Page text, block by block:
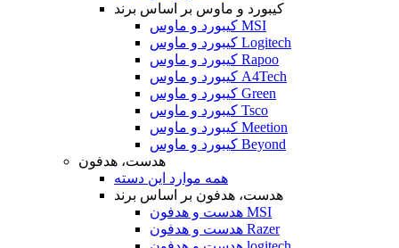
کیبورد و ماوس بر اساس برند
کیبورد و ماوس MSI
کیبورد و ماوس Logitech
کیبورد و ماوس Rapoo
کیبورد و ماوس A4Tech
کیبورد و ماوس Green
کیبورد و ماوس Tsco
کیبورد و ماوس Meetion
کیبورد و ماوس Beyond
هدست، هدفون
همه موارد این دسته
هدست، هدفون بر اساس برند
هدست و هدفون MSI
هدست و هدفون Razer